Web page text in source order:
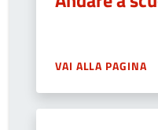
VAI ALLA PAGINA